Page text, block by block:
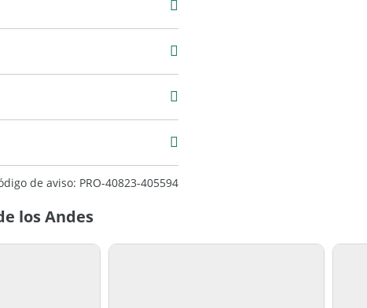
de aviso: PRO-40823-405594
los Andes